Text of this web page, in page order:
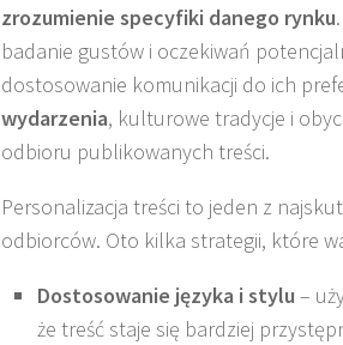
zrozumienie specyfiki danego rynku
badanie gustów i oczekiwań
dostosowanie komunikacji do ich
wydarzenia, kulturowe tradycje i
odbioru publikowanych treści.
Personalizacja treści to jeden z
odbiorców. Oto kilka strategii, które
Dostosowanie języka i stylu –
że treść staje się bardziej